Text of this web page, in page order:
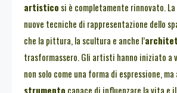
artistico si è completamente rinnovato. La
nuove tecniche di rappresentazione dello
che la pittura, la scultura e anche l’
trasformassero. Gli artisti hanno iniziato a
non solo come una forma di espressione, ma
strumento capace di influenzare la vita e